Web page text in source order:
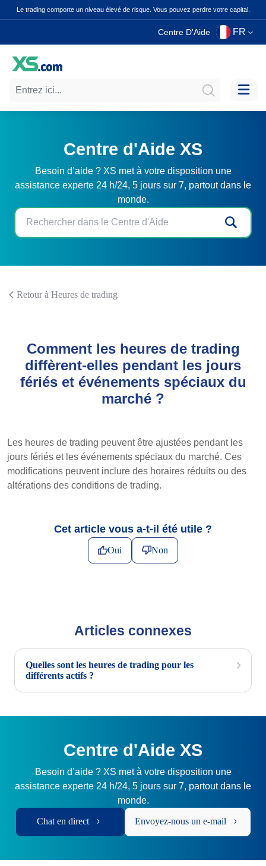
Le trading comporte un niveau élevé de risque. Vous pouvez perdre votre capital.
Centre D'Aide FR
Centre d'Aide XS
Besoin d’aide ? XS met à votre disposition une
assistance experte 24 h/24, 5 jours sur 7, partout dans le
monde.
Retour à Heures de trading
Comment les heures de trading
diffèrent-elles pendant les jours
fériés et événements spéciaux du
marché ?
Les heures de trading peuvent être ajustées pendant les
jours fériés et les événements spéciaux du marché. Ces
modifications peuvent inclure des horaires réduits ou des
altérations des conditions de trading.
Cet article vous a-t-il été utile ?
Oui Non
Articles connexes
Quelles sont les heures de trading pour les
différents actifs ?
Centre d'Aide XS
Besoin d’aide ? XS met à votre disposition une
assistance experte 24 h/24, 5 jours sur 7, partout dans le
monde.
Chat en direct Envoyez-nous un e-mail